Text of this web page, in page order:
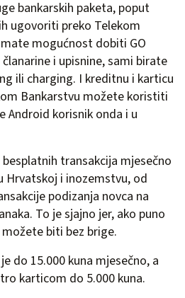
bankarskih paketa, poput
ugovoriti preko Telekom
mogućnost dobiti GO
i upisnine, sami birate
ili charging. I kreditnu i karticu
Bankarstvu možete koristiti
Android korisnik onda i u
transakcija mjesečno
Hrvatskoj i inozemstvu, od
podizanja novca na
To je sjajno jer, ako puno
biti bez brige.
do 15.000 kuna mjesečno, a
karticom do 5.000 kuna.